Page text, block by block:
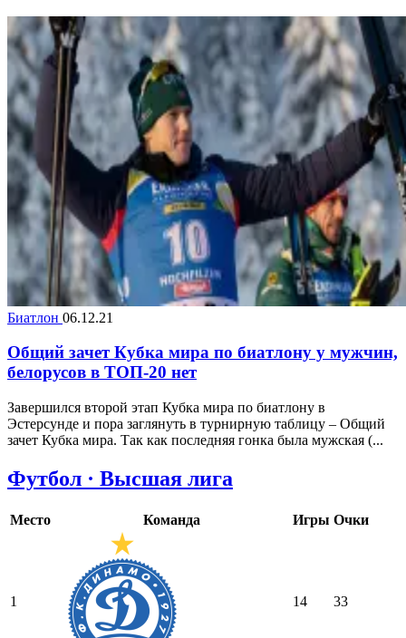
Биатлон 06.12.21
Общий зачет Кубка мира по биатлону у мужчин,
белорусов в ТОП-20 нет
Завершился второй этап Кубка мира по биатлону в
Эстерсунде и пора заглянуть в турнирную таблицу – Общий
зачет Кубка мира. Так как последняя гонка была мужская (...
Футбол · Высшая лига
Место Команда Игры Очки
1 14 33